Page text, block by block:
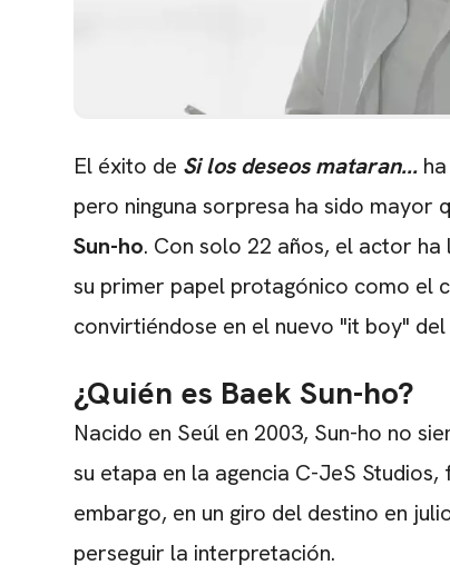
El éxito de Si los deseos mataran...
pero ninguna sorpresa ha sido mayor
Sun-ho. Con solo 22 años, el actor
su primer papel protagónico como el
convirtiéndose en el nuevo "it boy"
¿Quién es Baek Sun-ho?
Nacido en Seúl en 2003, Sun-ho no
su etapa en la agencia C-JeS
embargo, en un giro del destino en
perseguir la interpretación.